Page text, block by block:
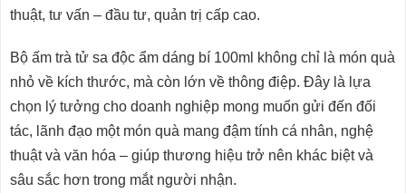
thuật, tư vấn – đầu tư, quản trị cấp cao.
Bộ ấm trà tử sa độc ẩm dáng bí 100ml không chỉ là món quà
nhỏ về kích thước, mà còn lớn về thông điệp. Đây là lựa
chọn lý tưởng cho doanh nghiệp mong muốn gửi đến đối
tác, lãnh đạo một món quà mang đậm tính cá nhân, nghệ
thuật và văn hóa – giúp thương hiệu trở nên khác biệt và
sâu sắc hơn trong mắt người nhận.